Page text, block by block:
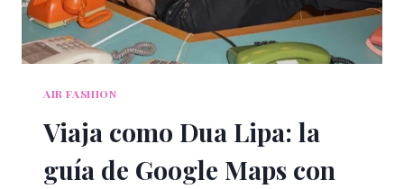
AIR FASHION
Viaja como Dua Lipa: la
guía de Google Maps con